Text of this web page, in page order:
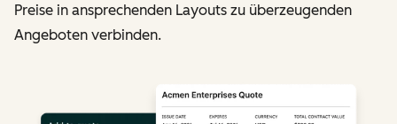
Preise in ansprechenden Layouts zu überzeugenden
Angeboten verbinden.